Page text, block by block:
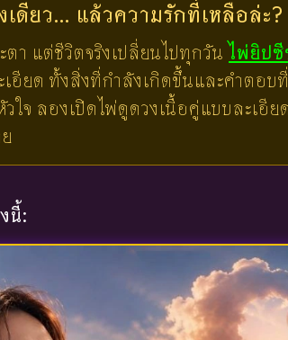
ดียว... แล้วความรักที่เหลือล่ะ?
า แต่ชีวิตจริงเปลี่ยนไปทุกวัน ไพ่ยิป
เอียด ทั้งสิ่งที่กำลังเกิดขึ้นและคำตอ
ใจ ลองเปิดไพ่ดูดวงเนื้อคู่แบบละเอี
นี้: